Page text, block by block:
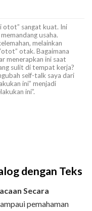
otot” sangat kuat. Ini
usaha.
melainkan
otak. Bagaimana
menerapkan ini saat
sulit di tempat kerja?
self-talk saya dari
ini” menjadi
ini”.
dengan Teks
Secara
pemahaman